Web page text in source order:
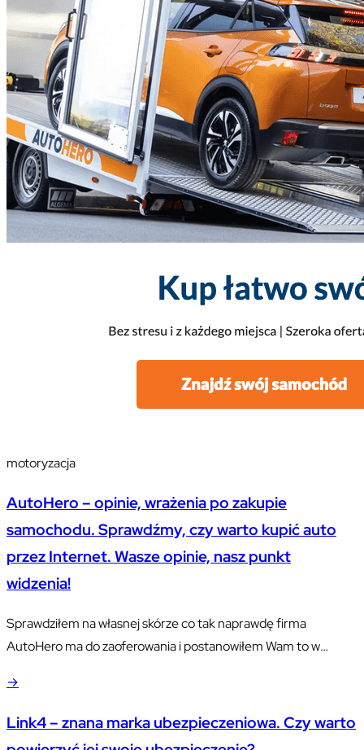
motoryzacja
AutoHero – opinie, wrażenia po zakupie
samochodu. Sprawdźmy, czy warto kupić auto
przez Internet. Wasze opinie, nasz punkt
widzenia!
Sprawdziłem na własnej skórze co tak naprawdę firma
AutoHero ma do zaoferowania i postanowiłem Wam to w
stresujesz się, że trafisz na nieuczciwego sprzedawcy i staniesz
się właścicielem pojazdu, którego faktyczny stan będzie
→
Link4 – znana marka ubezpieczeniowa. Czy warto